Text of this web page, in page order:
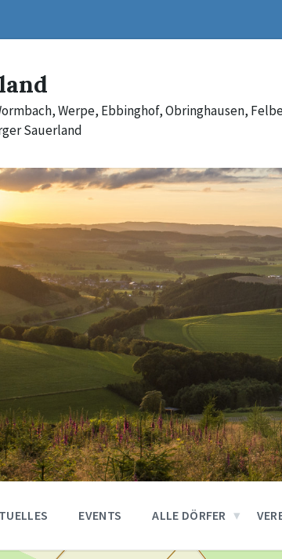
Werpe, Ebbinghof, Obringhausen,
Sauerland
EVENTS ALLE DÖRFER